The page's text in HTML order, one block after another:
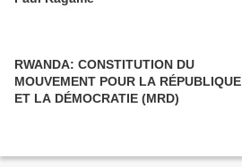
RWANDA: CONSTITUTION DU
MOUVEMENT POUR LA RÉPUBLIQUE
ET LA DÉMOCRATIE (MRD)